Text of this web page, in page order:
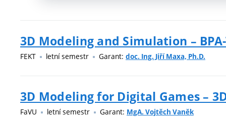
3D Modeling and Simulation –
FEKT letní semestr Garant: doc. Ing. Jiří Maxa, Ph.D.
3D Modeling for Digital Games –
FaVU letní semestr Garant: MgA. Vojtěch Vaněk